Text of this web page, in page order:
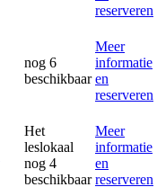
reserveren
nog 6
beschikbaar
Meer
informatie
en
reserveren
Het
leslokaal
nog 4
beschikbaar
Meer
informatie
en
reserveren